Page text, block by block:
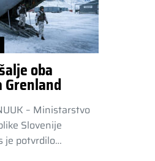
oba
– Ministarstvo
Slovenije
je potvrdilo…